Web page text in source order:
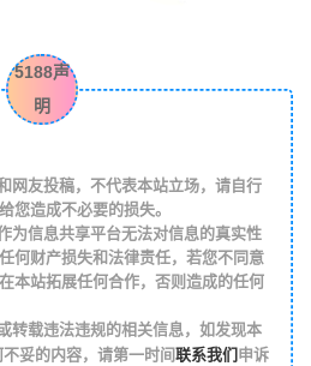
5188声
明
网友投稿，不代表本站立场，请自行
您造成不必要的损失。
为信息共享平台无法对信息的真实性
何财产损失和法律责任，若您不同意
本站拓展任何合作，否则造成的任何
转载违法违规的相关信息，如发现本
妥的内容，请第一时间联系我们申诉